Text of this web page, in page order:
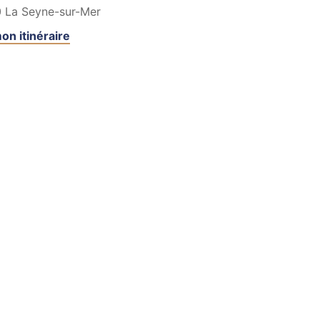
La Seyne-sur-Mer
itinéraire